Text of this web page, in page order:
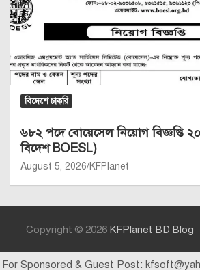
বিদেশে চাকরি
৬৮২ পদে বোয়েসেল নিয়োগ বিজ্ঞপ্তি
বিদেশ BOESL)
August 5, 2026 KFPlanet
Copyright © 2026 KFPlanet BD Blog
For Sponsored & Guest Post: